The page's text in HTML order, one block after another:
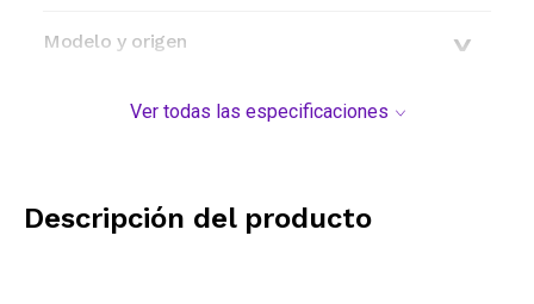
Modelo y origen
Ver todas las especificaciones
Descripción del producto